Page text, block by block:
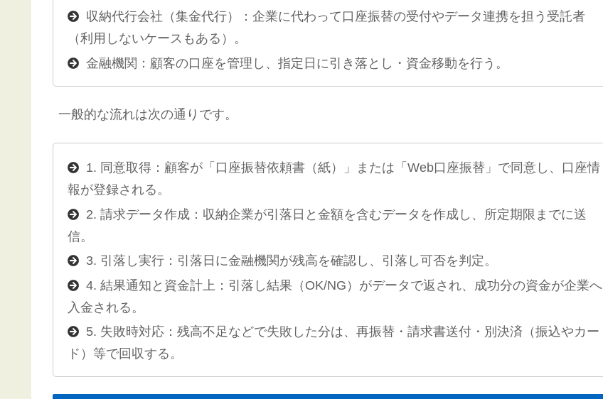
収納代行会社（集金代行）：企業に代わって口座振替の受付やデータ連携を担う受託者
（利用しないケースもある）。
金融機関：顧客の口座を管理し、指定日に引き落とし・資金移動を行う。
一般的な流れは次の通りです。
1. 同意取得：顧客が「口座振替依頼書（紙）」または「Web口座振替」で同意し、口座情
報が登録される。
2. 請求データ作成：収納企業が引落日と金額を含むデータを作成し、所定期限までに送
信。
3. 引落し実行：引落日に金融機関が残高を確認し、引落し可否を判定。
4. 結果通知と資金計上：引落し結果（OK/NG）がデータで返され、成功分の資金が企業へ
入金される。
5. 失敗時対応：残高不足などで失敗した分は、再振替・請求書送付・別決済（振込やカー
ド）等で回収する。